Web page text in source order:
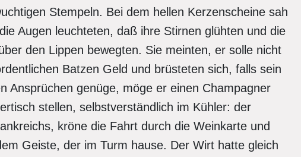
Stempeln. Bei dem hellen Kerzenscheine sah
Augen leuchteten, daß ihre Stirnen glühten und die
den Lippen bewegten. Sie meinten, er solle nicht
Batzen Geld und brüsteten sich, falls sein
Ansprüchen genüge, möge er einen Champagner
stellen, selbstverständlich im Kühler: der
kröne die Fahrt durch die Weinkarte und
Geiste, der im Turm hause. Der Wirt hatte gleich